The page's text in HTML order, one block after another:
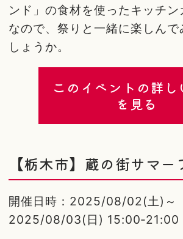
ンド」の食材を使ったキッチン
なので、祭りと一緒に楽しん
しょうか。
このイベントの詳し
を見る
【栃木市】蔵の街サマー
開催日時：2025/08/02(土)～
2025/08/03(日) 15:00-21:00